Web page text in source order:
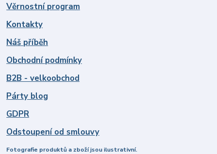
Věrnostní program
Kontakty
Náš příběh
Obchodní podmínky
B2B - velkoobchod
Párty blog
GDPR
Odstoupení od smlouvy
Fotografie produktů a zboží jsou ilustrativní.